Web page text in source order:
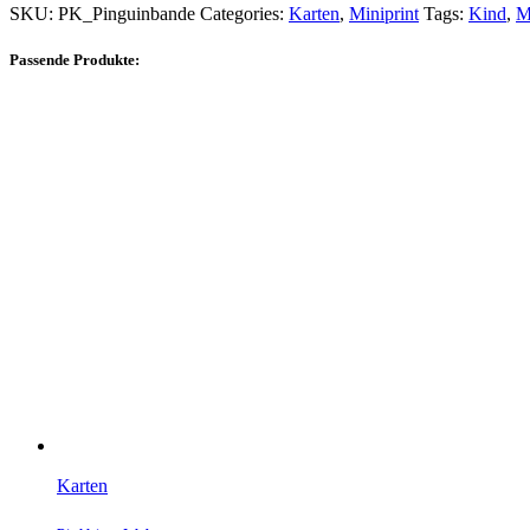
SKU: PK_Pinguinbande Categories: Karten, Miniprint Tags: Kind,
Passende Produkte:
Karten